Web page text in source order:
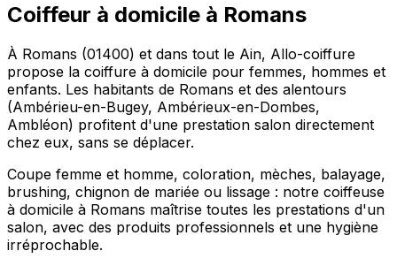
Coiffeur à domicile à Romans
À Romans (01400) et dans tout le Ain, Allo-coiffure
propose la coiffure à domicile pour femmes, hommes et
enfants. Les habitants de Romans et des alentours
(Ambérieu-en-Bugey, Ambérieux-en-Dombes,
Ambléon) profitent d'une prestation salon directement
chez eux, sans se déplacer.
Coupe femme et homme, coloration, mèches, balayage,
brushing, chignon de mariée ou lissage : notre coiffeuse
à domicile à Romans maîtrise toutes les prestations d'un
salon, avec des produits professionnels et une hygiène
irréprochable.